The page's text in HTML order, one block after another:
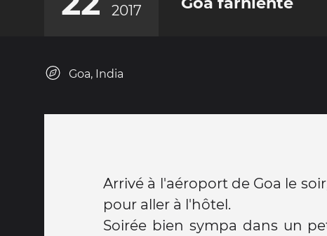
2017
Goa, India
Arrivé à l'aéroport de Goa le
pour aller à l'hôtel.
Soirée bien sympa dans un